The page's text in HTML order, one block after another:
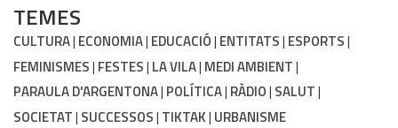
TEMES
CULTURA ECONOMIA EDUCACIÓ ENTITATS ESPORTS
FEMINISMES FESTES LA VILA MEDI AMBIENT
PARAULA D'ARGENTONA POLÍTICA RÀDIO SALUT
SOCIETAT SUCCESSOS TIKTAK URBANISME